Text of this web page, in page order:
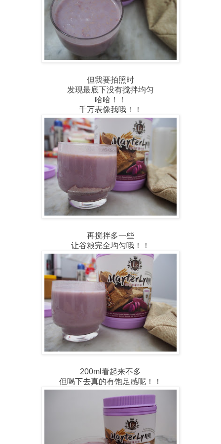
但我要拍照时
发现最底下没有搅拌均匀
哈哈！！
千万表像我哦！！
再搅拌多一些
让谷粮完全均匀哦！！
200ml看起来不多
但喝下去真的有饱足感呢！！